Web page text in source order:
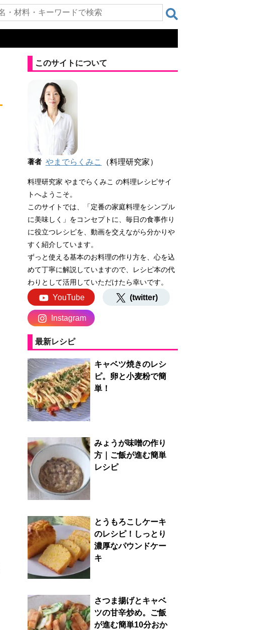
このサイトについて
著者 やまでらくみこ （料理研究家）
料理研究家 やまでらくみこ の料理レシピサイ
トへようこそ。
このサイトでは、「定番の家庭料理をシンプル
に美味しく」をコンセプトに、毎日の食事作り
に役立つレシピを、動画を交えながら分かりや
すく紹介しています。
ずっと使える基本のお料理の作り方を、心を込
めて丁寧に解説していますので、レシピ本の代
わりとして活用していただけたら幸いです。
YouTube (twitter)
Instagram
最新レシピ
キャベツ焼きのレシ
ピ。卵と小麦粉で簡
単！
みょうが味噌の作り
方｜ご飯が進む簡単
レシピ
とうもろこしケーキ
のレシピ！しっとり
濃厚なパウンドケー
キ
さつま揚げとキャベ
ツの甘辛炒め。ご飯
が進む簡単10分おか